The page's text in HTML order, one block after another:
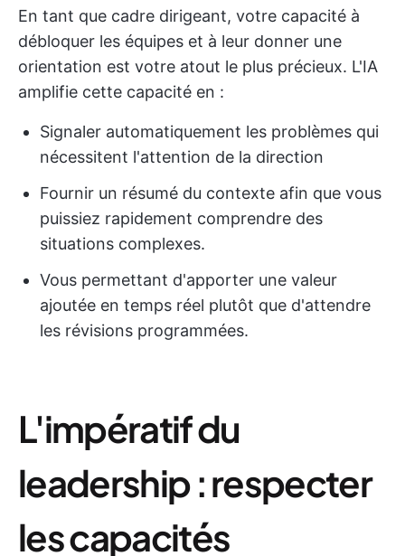
En tant que cadre dirigeant, votre capacité à
débloquer les équipes et à leur donner une
orientation est votre atout le plus précieux. L'IA
amplifie cette capacité en :
Signaler automatiquement les problèmes qui
nécessitent l'attention de la direction
Fournir un résumé du contexte afin que vous
puissiez rapidement comprendre des
situations complexes.
Vous permettant d'apporter une valeur
ajoutée en temps réel plutôt que d'attendre
les révisions programmées.
L'impératif du
leadership : respecter
les capacités